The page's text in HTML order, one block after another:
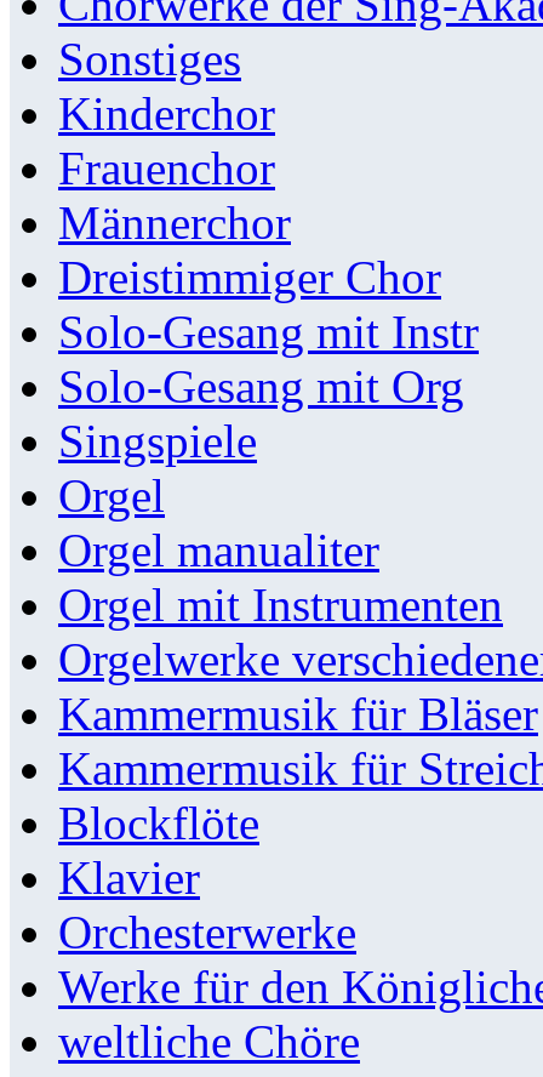
Sonstiges
Kinderchor
Frauenchor
Männerchor
Dreistimmiger Chor
Solo-Gesang mit Instr
Solo-Gesang mit Org
Singspiele
Orgel
Orgel manualiter
Orgel mit Instrumenten
Orgelwerke
Kammermusik für Bläser
Kammermusik für
Blockflöte
Klavier
Orchesterwerke
Werke für den
weltliche Chöre